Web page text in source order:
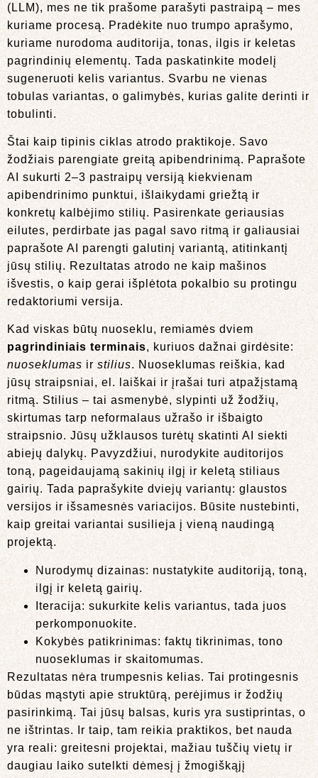
(LLM), mes ne tik prašome parašyti pastraipą – mes
kuriame procesą. Pradėkite nuo trumpo aprašymo,
kuriame nurodoma auditorija, tonas, ilgis ir keletas
pagrindinių elementų. Tada paskatinkite modelį
sugeneruoti kelis variantus. Svarbu ne vienas
tobulas variantas, o galimybės, kurias galite derinti ir
tobulinti.
Štai kaip tipinis ciklas atrodo praktikoje. Savo
žodžiais parengiate greitą apibendrinimą. Paprašote
AI sukurti 2–3 pastraipų versiją kiekvienam
apibendrinimo punktui, išlaikydami griežtą ir
konkretų kalbėjimo stilių. Pasirenkate geriausias
eilutes, perdirbate jas pagal savo ritmą ir galiausiai
paprašote AI parengti galutinį variantą, atitinkantį
jūsų stilių. Rezultatas atrodo ne kaip mašinos
išvestis, o kaip gerai išplėtota pokalbio su protingu
redaktoriumi versija.
Kad viskas būtų nuoseklu, remiamės dviem
pagrindiniais terminais, kuriuos dažnai girdėsite:
nuoseklumas ir stilius. Nuoseklumas reiškia, kad
jūsų straipsniai, el. laiškai ir įrašai turi atpažįstamą
ritmą. Stilius – tai asmenybė, slypinti už žodžių,
skirtumas tarp neformalaus užrašo ir išbaigto
straipsnio. Jūsų užklausos turėtų skatinti AI siekti
abiejų dalykų. Pavyzdžiui, nurodykite auditorijos
toną, pageidaujamą sakinių ilgį ir keletą stiliaus
gairių. Tada paprašykite dviejų variantų: glaustos
versijos ir išsamesnės variacijos. Būsite nustebinti,
kaip greitai variantai susilieja į vieną naudingą
projektą.
Nurodymų dizainas: nustatykite auditoriją, toną,
ilgį ir keletą gairių.
Iteracija: sukurkite kelis variantus, tada juos
perkomponuokite.
Kokybės patikrinimas: faktų tikrinimas, tono
nuoseklumas ir skaitomumas.
Rezultatas nėra trumpesnis kelias. Tai protingesnis
būdas mąstyti apie struktūrą, perėjimus ir žodžių
pasirinkimą. Tai jūsų balsas, kuris yra sustiprintas, o
ne ištrintas. Ir taip, tam reikia praktikos, bet nauda
yra reali: greitesni projektai, mažiau tuščių vietų ir
daugiau laiko sutelkti dėmesį į žmogiškąjį